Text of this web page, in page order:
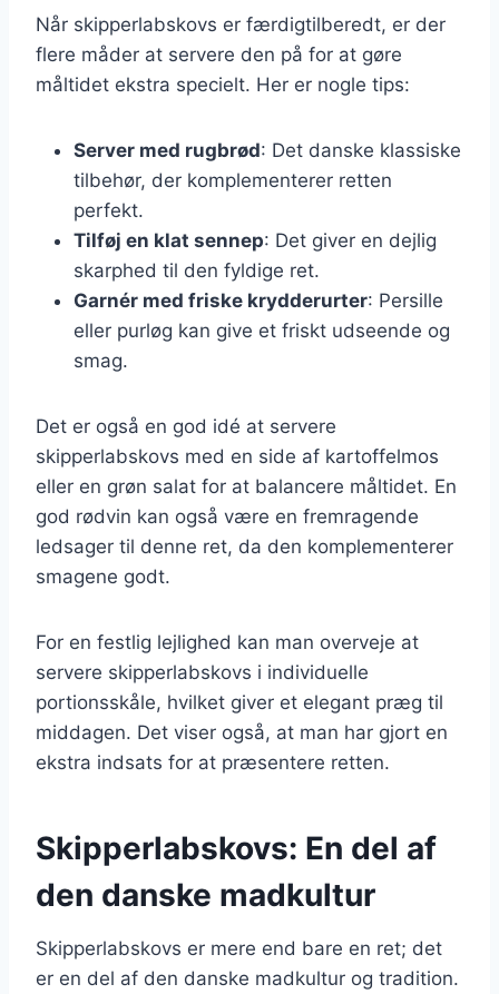
Når skipperlabskovs er færdigtilberedt, er der
flere måder at servere den på for at gøre
måltidet ekstra specielt. Her er nogle tips:
Server med rugbrød: Det danske klassiske
tilbehør, der komplementerer retten
perfekt.
Tilføj en klat sennep: Det giver en dejlig
skarphed til den fyldige ret.
Garnér med friske krydderurter: Persille
eller purløg kan give et friskt udseende og
smag.
Det er også en god idé at servere
skipperlabskovs med en side af kartoffelmos
eller en grøn salat for at balancere måltidet. En
god rødvin kan også være en fremragende
ledsager til denne ret, da den komplementerer
smagene godt.
For en festlig lejlighed kan man overveje at
servere skipperlabskovs i individuelle
portionsskåle, hvilket giver et elegant præg til
middagen. Det viser også, at man har gjort en
ekstra indsats for at præsentere retten.
Skipperlabskovs: En del af
den danske madkultur
Skipperlabskovs er mere end bare en ret; det
er en del af den danske madkultur og tradition.